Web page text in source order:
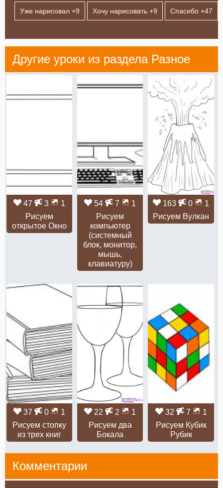
Уже нарисовал +9 Хочу нарисовать +9 Спасибо +47
Другие уроки из раздела Разное
47 3
1
Рисуем
открытое Окно
54 7
1
Рисуем
компьютер
(системный
блок, монитор,
мышь,
клавиатуру)
163 0
1
Рисуем Вулкан
37 0
1
Рисуем стопку
из трех книг
22 2
1
Рисуем два
Бокала
32 7
1
Рисуем Кубик
Рубик
Комментарии